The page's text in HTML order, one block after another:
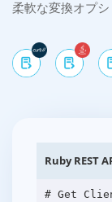
柔軟な変換オプシ
Ruby REST
# Get